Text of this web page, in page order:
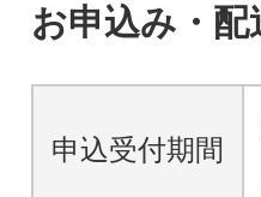
お申込み・
申込受付期間